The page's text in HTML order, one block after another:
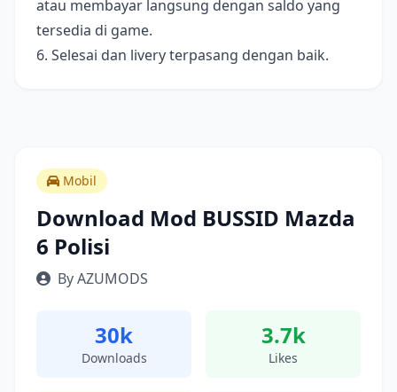
atau membayar langsung dengan saldo yang
tersedia di game.
6. Selesai dan livery terpasang dengan baik.
Mobil
Download Mod BUSSID Mazda
6 Polisi
By AZUMODS
30k
Downloads
3.7k
Likes